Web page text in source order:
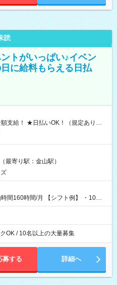
読
トがいっぱい♪イベン
に給料もらえる日払
お仕事後はコンビニATMから 日払
最寄り駅：金山駅）
【シフト例】 ・10：
OK / 10名以上の大量募集
募する 詳細へ